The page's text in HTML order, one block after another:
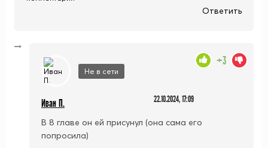
Ответить
Не в сети
Иван П. 22.10.2024, 17:09
В 8 главе он ей присунул (она сама его
попросила)
+3